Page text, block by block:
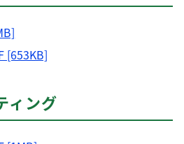
[653KB]
ィング